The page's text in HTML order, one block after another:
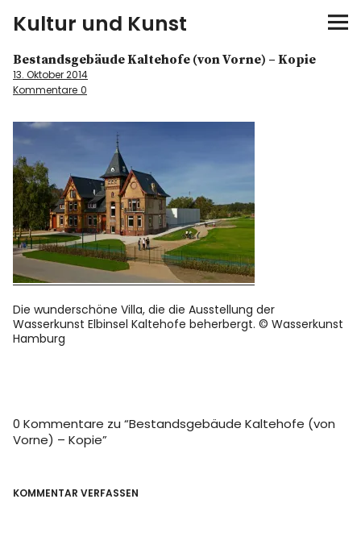
Kultur und Kunst
kultur & kunst
Spiele
Konzerte
Museen bei…
Bloggerreisen
Über mich
Bestandsgebäude Kaltehofe (von Vorne) – Kopie
13. Oktober 2014
Kommentare 0
Die wunderschöne Villa, die die Ausstellung der
Wasserkunst Elbinsel Kaltehofe beherbergt. © Wasserkunst
Hamburg
0 Kommentare zu “Bestandsgebäude Kaltehofe (von
Vorne) – Kopie”
KOMMENTAR VERFASSEN